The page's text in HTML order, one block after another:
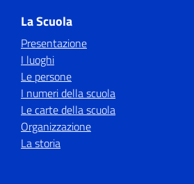
La Scuola
Presentazione
I luoghi
Le persone
I numeri della scuola
Le carte della scuola
Organizzazione
La storia